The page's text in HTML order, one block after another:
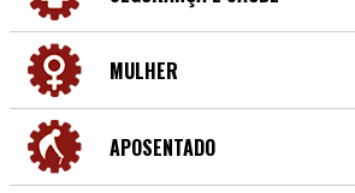
MULHER
APOSENTADO